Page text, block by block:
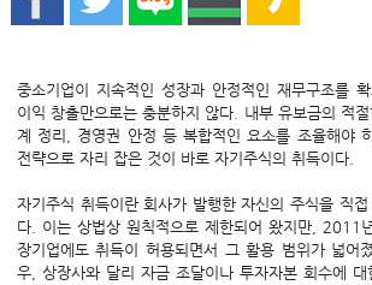
중소기업이 지속적인 성장과 안정적인 재무구조를
이익 창출만으로는 충분하지 않다. 내부 유보금의 적
계 정리, 경영권 안정 등 복합적인 요소를 조율해야
전략으로 자리 잡은 것이 바로 자기주식의 취득이다.
자기주식 취득이란 회사가 발행한 자신의 주식을 직
다. 이는 상법상 원칙적으로 제한되어 왔지만, 2011
장기업에도 취득이 허용되면서 그 활용 범위가 넓어
우, 상장사와 달리 자금 조달이나 투자자본 회수에